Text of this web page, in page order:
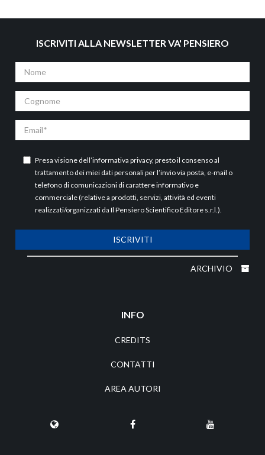
ISCRIVITI ALLA NEWSLETTER VA' PENSIERO
Nome
Cognome
Email
Presa visione dell’informativa privacy, presto il consenso al
trattamento dei miei dati personali per l’invio via posta, e-mail o
telefono di comunicazioni di carattere informativo e
commerciale (relative a prodotti, servizi, attività ed eventi
realizzati/organizzati da Il Pensiero Scientifico Editore s.r.l.).
ISCRIVITI
ARCHIVIO
INFO
CREDITS
CONTATTI
AREA AUTORI